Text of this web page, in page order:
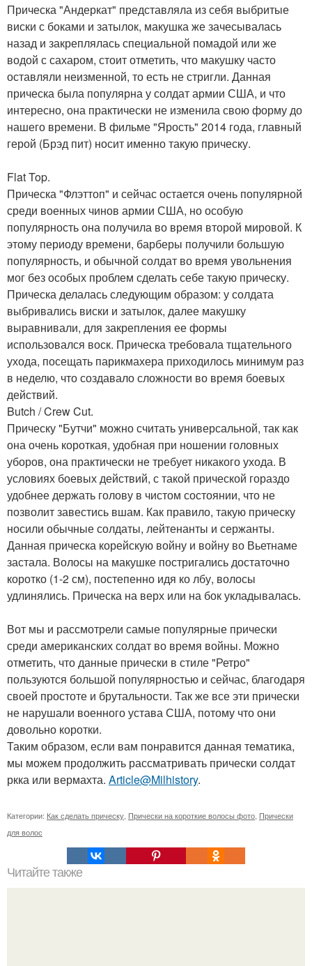
Прическа "Андеркат" представляла из себя выбритые
виски с боками и затылок, макушка же зачесывалась
назад и закреплялась специальной помадой или же
водой с сахаром, стоит отметить, что макушку часто
оставляли неизменной, то есть не стригли. Данная
прическа была популярна у солдат армии США, и что
интересно, она практически не изменила свою форму до
нашего времени. В фильме "Ярость" 2014 года, главный
герой (Брэд пит) носит именно такую прическу.
Flat Top.
Прическа "Флэттоп" и сейчас остается очень популярной
среди военных чинов армии США, но особую
популярность она получила во время второй мировой. К
этому периоду времени, барберы получили большую
популярность, и обычной солдат во время увольнения
мог без особых проблем сделать себе такую прическу.
Прическа делалась следующим образом: у солдата
выбривались виски и затылок, далее макушку
выравнивали, для закрепления ее формы
использовался воск. Прическа требовала тщательного
ухода, посещать парикмахера приходилось минимум раз
в неделю, что создавало сложности во время боевых
действий.
Butch / Crew Cut.
Прическу "Бутчи" можно считать универсальной, так как
она очень короткая, удобная при ношении головных
уборов, она практически не требует никакого ухода. В
условиях боевых действий, с такой прической гораздо
удобнее держать голову в чистом состоянии, что не
позволит завестись вшам. Как правило, такую прическу
носили обычные солдаты, лейтенанты и сержанты.
Данная прическа корейскую войну и войну во Вьетнаме
застала. Волосы на макушке постригались достаточно
коротко (1-2 см), постепенно идя ко лбу, волосы
удлинялись. Прическа на верх или на бок укладывалась.
Вот мы и рассмотрели самые популярные прически
среди американских солдат во время войны. Можно
отметить, что данные прически в стиле "Ретро"
пользуются большой популярностью и сейчас, благодаря
своей простоте и брутальности. Так же все эти прически
не нарушали военного устава США, потому что они
довольно коротки.
Таким образом, если вам понравится данная тематика,
мы можем продолжить рассматривать прически солдат
ркка или вермахта. Article@Milhistory.
Категории: Как сделать прическу Прически на короткие волосы фото Прически
для волос
Читайте также